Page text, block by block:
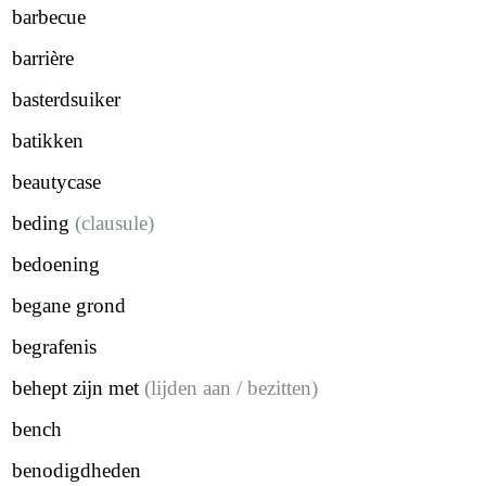
barbecue
barrière
basterdsuiker
batikken
beautycase
beding (clausule)
bedoening
begane grond
begrafenis
behept zijn met (lijden aan / bezitten)
bench
benodigdheden